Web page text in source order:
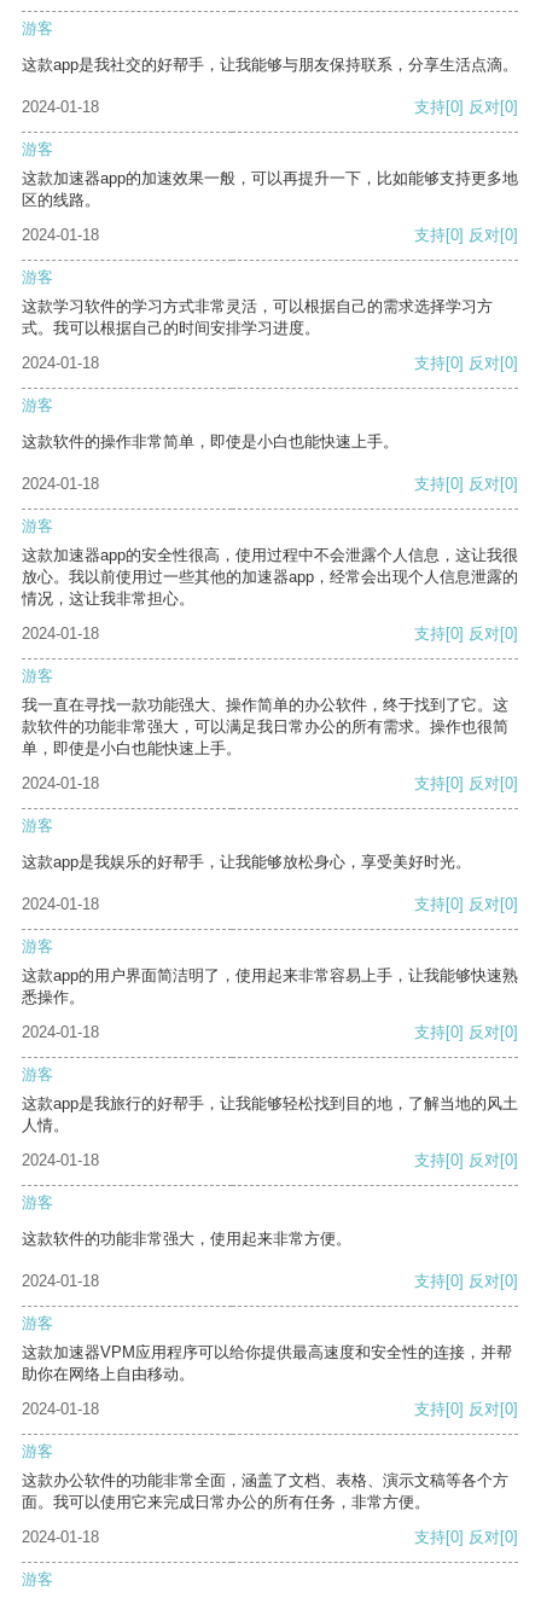
游客
这款app是我社交的好帮手，让我能够与朋友保持联系，分享生活点滴。
2024-01-18 支持[0] 反对[0]
游客
这款加速器app的加速效果一般，可以再提升一下，比如能够支持更多地
区的线路。
2024-01-18
支持[0] 反对[0]
游客
这款学习软件的学习方式非常灵活，可以根据自己的需求选择学习方
式。我可以根据自己的时间安排学习进度。
2024-01-18
支持[0] 反对[0]
游客
这款软件的操作非常简单，即使是小白也能快速上手。
2024-01-18 支持[0] 反对[0]
游客
这款加速器app的安全性很高，使用过程中不会泄露个人信息，这让我很
放心。我以前使用过一些其他的加速器app，经常会出现个人信息泄露的
情况，这让我非常担心。
2024-01-18
支持[0] 反对[0]
游客
我一直在寻找一款功能强大、操作简单的办公软件，终于找到了它。这
款软件的功能非常强大，可以满足我日常办公的所有需求。操作也很简
单，即使是小白也能快速上手。
2024-01-18
支持[0] 反对[0]
游客
这款app是我娱乐的好帮手，让我能够放松身心，享受美好时光。
2024-01-18 支持[0] 反对[0]
游客
这款app的用户界面简洁明了，使用起来非常容易上手，让我能够快速熟
悉操作。
2024-01-18
支持[0] 反对[0]
游客
这款app是我旅行的好帮手，让我能够轻松找到目的地，了解当地的风土
人情。
2024-01-18
支持[0] 反对[0]
游客
这款软件的功能非常强大，使用起来非常方便。
2024-01-18 支持[0] 反对[0]
游客
这款加速器VPM应用程序可以给你提供最高速度和安全性的连接，并帮
助你在网络上自由移动。
2024-01-18
支持[0] 反对[0]
游客
这款办公软件的功能非常全面，涵盖了文档、表格、演示文稿等各个方
面。我可以使用它来完成日常办公的所有任务，非常方便。
2024-01-18
支持[0] 反对[0]
游客